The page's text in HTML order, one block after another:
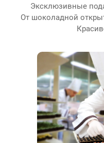
Эксклюзивные
От шоколадной